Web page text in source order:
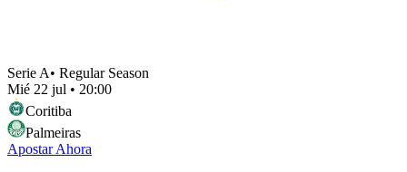
Serie A• Regular Season
Mié 22 jul • 20:00
Coritiba
Palmeiras
Apostar Ahora